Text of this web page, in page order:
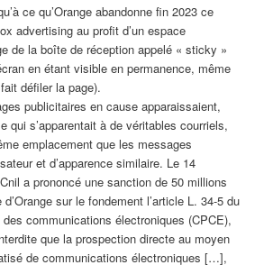
ce qu’Orange abandonne fin 2023 ce
advertising au profit d’un espace
de la boîte de réception appelé « sticky »
en étant visible en permanence, même
défiler la page).
publicitaires en cause apparaissaient,
qui s’apparentait à de véritables courriels,
emplacement que les messages
et d’apparence similaire. Le 14
a prononcé une sanction de 50 millions
d’Orange sur le fondement l’article L. 34-5 du
communications électroniques (CPCE),
que la prospection directe au moyen
de communications électroniques […],